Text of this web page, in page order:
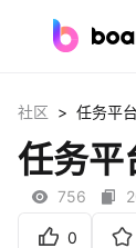
社区资
下载
社区 > 任务平
任务平
756
0